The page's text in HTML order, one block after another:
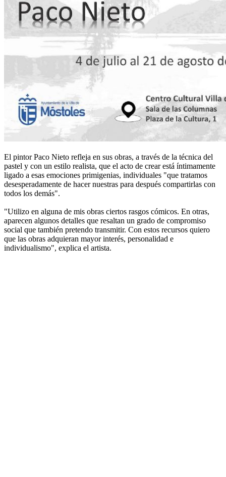
El pintor Paco Nieto refleja en sus obras, a través de la técnica del
pastel y con un estilo realista, que el acto de crear está íntimamente
ligado a esas emociones primigenias, individuales "que tratamos
desesperadamente de hacer nuestras para después compartirlas con
todos los demás".
"Utilizo en alguna de mis obras ciertos rasgos cómicos. En otras,
aparecen algunos detalles que resaltan un grado de compromiso
social que también pretendo transmitir. Con estos recursos quiero
que las obras adquieran mayor interés, personalidad e
individualismo", explica el artista.